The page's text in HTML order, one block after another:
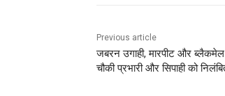
Previous article
जबरन उगाही, मारपीट और
चौकी प्रभारी और सिपाही को